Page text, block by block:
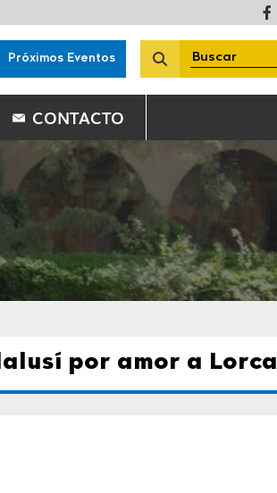
Próximos Eventos
CONTACTO
por amor a Lorca